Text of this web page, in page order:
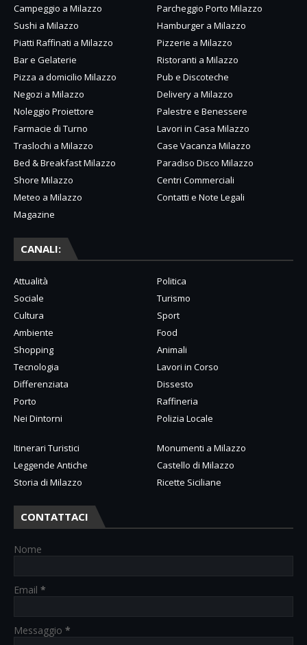
Campeggio a Milazzo
Parcheggio Porto Milazzo
Sushi a Milazzo
Hamburger a Milazzo
Piatti Raffinati a Milazzo
Pizzerie a Milazzo
Bar e Gelaterie
Ristoranti a Milazzo
Pizza a domicilio Milazzo
Pub e Discoteche
Negozi a Milazzo
Delivery a Milazzo
Noleggio Proiettore
Palestre e Benessere
Farmacie di Turno
Lavori in Casa Milazzo
Traslochi a Milazzo
Case Vacanza Milazzo
Bed & Breakfast Milazzo
Paradiso Disco Milazzo
Shore Milazzo
Centri Commerciali
Meteo a Milazzo
Contatti e Note Legali
Magazine
CANALI:
Attualità
Politica
Sociale
Turismo
Cultura
Sport
Ambiente
Food
Shopping
Animali
Tecnologia
Lavori in Corso
Differenziata
Dissesto
Porto
Raffineria
Nei Dintorni
Polizia Locale
Itinerari Turistici
Monumenti a Milazzo
Leggende Antiche
Castello di Milazzo
Storia di Milazzo
Ricette Siciliane
CONTATTACI
Nome
Email *
Messaggio *